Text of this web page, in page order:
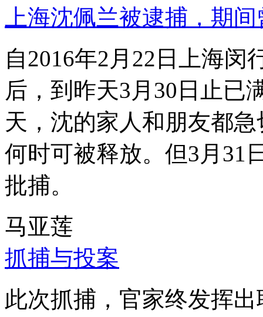
上海沈佩兰被逮捕，期
自2016年2月22日上海
后，到昨天3月30日止已
天，沈的家人和朋友都
何时可被释放。但3月31
批捕。
马亚莲
抓捕与投案
此次抓捕，官家终发挥